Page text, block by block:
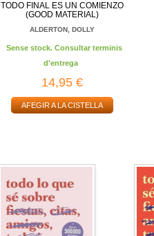
TODO FINAL ES UN COMIENZO
(GOOD MATERIAL)
ALDERTON, DOLLY
Sense stock. Consultar terminis
d'entrega
14,95 €
AFEGIR A LA CISTELLA